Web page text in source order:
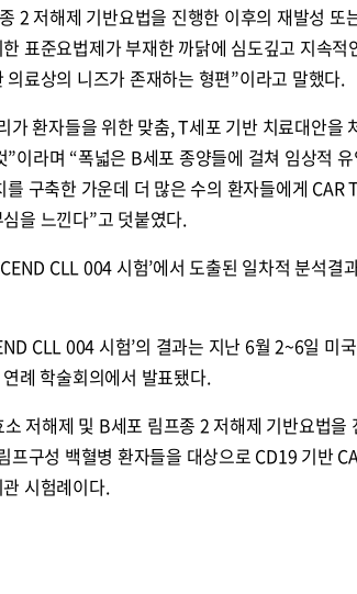
2 저해제 기반요법을 진행한 이후의 재발성 또
표준요법제가 부재한 까닭에 심도깊고 지속적
료상의 니즈가 존재하는 형편”이라고 말했다.
환자들을 위한 맞춤, T세포 기반 치료대안을
이라며 “폭넓은 B세포 종양들에 걸쳐 임상적 유
구축한 가운데 더 많은 수의 환자들에게 CAR
을 느낀다”고 덧붙였다.
CLL 004 시험’에서 도출된 일차적 분석결
CLL 004 시험’의 결과는 지난 6월 2~6일 미
례 학술회의에서 발표됐다.
저해제 및 B세포 림프종 2 저해제 기반요법을
구성 백혈병 환자들을 대상으로 CD19 기반
시험례이다.